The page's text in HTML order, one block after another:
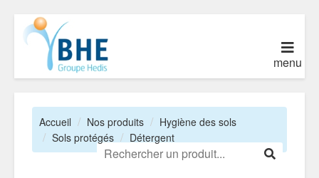
menu
Accueil Nos produits
Hygiène des sols
Sols protégés
Détergent